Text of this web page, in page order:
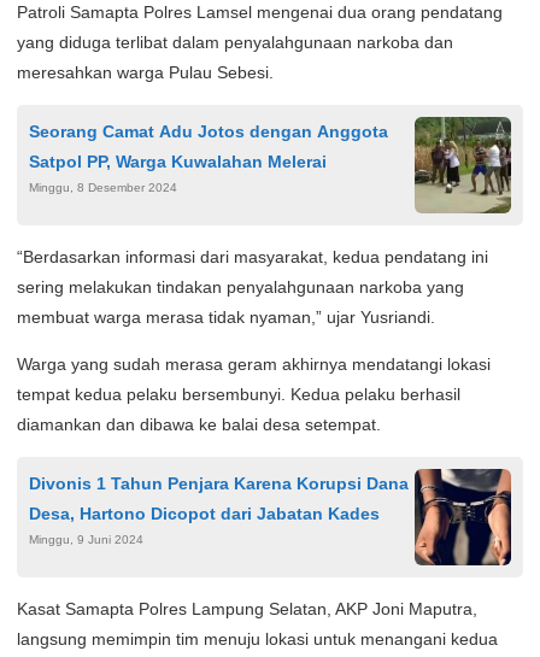
Patroli Samapta Polres Lamsel mengenai dua orang pendatang
yang diduga terlibat dalam penyalahgunaan narkoba dan
meresahkan warga Pulau Sebesi.
Seorang Camat Adu Jotos dengan Anggota
Satpol PP, Warga Kuwalahan Melerai
Minggu, 8 Desember 2024
“Berdasarkan informasi dari masyarakat, kedua pendatang ini
sering melakukan tindakan penyalahgunaan narkoba yang
membuat warga merasa tidak nyaman,” ujar Yusriandi.
Warga yang sudah merasa geram akhirnya mendatangi lokasi
tempat kedua pelaku bersembunyi. Kedua pelaku berhasil
diamankan dan dibawa ke balai desa setempat.
Divonis 1 Tahun Penjara Karena Korupsi Dana
Desa, Hartono Dicopot dari Jabatan Kades
Minggu, 9 Juni 2024
Kasat Samapta Polres Lampung Selatan, AKP Joni Maputra,
langsung memimpin tim menuju lokasi untuk menangani kedua